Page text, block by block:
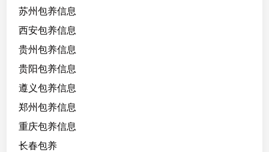
苏州包养信息
西安包养信息
贵州包养信息
贵阳包养信息
遵义包养信息
郑州包养信息
重庆包养信息
长春包养